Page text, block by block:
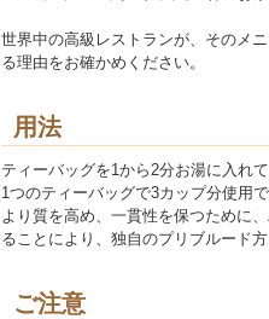
世界中の高級レストランが、そのメ
る理由をお確かめください。
用法
ティーバッグを1から2分お湯に入れ
1つのティーバッグで3カップ分使用
より質を高め、一貫性を保つために
ることにより、独自のプリブルード
ご注意